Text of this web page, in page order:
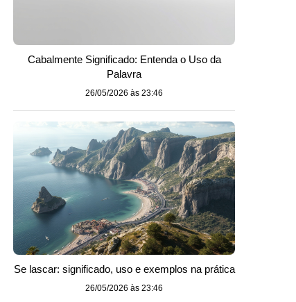
Cabalmente Significado: Entenda o Uso da
Palavra
26/05/2026 às 23:46
Se lascar: significado, uso e exemplos na prática
26/05/2026 às 23:46